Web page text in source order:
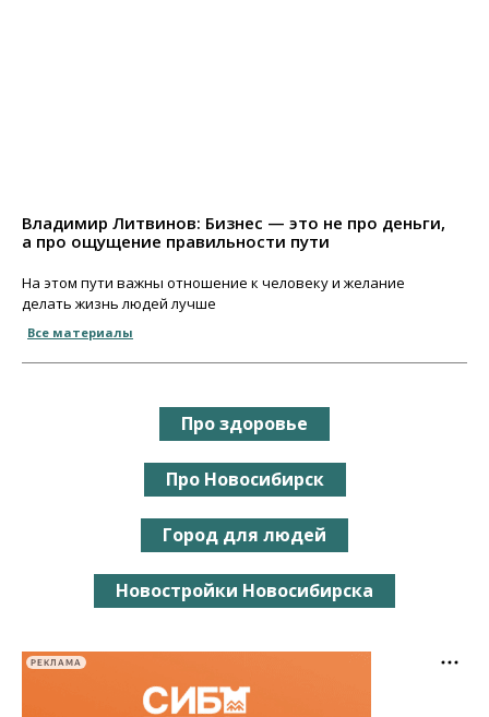
Владимир Литвинов: Бизнес — это не про деньги,
а про ощущение правильности пути
На этом пути важны отношение к человеку и желание
делать жизнь людей лучше
Все материалы
Про здоровье
Про Новосибирск
Город для людей
Новостройки Новосибирска
РЕКЛАМА